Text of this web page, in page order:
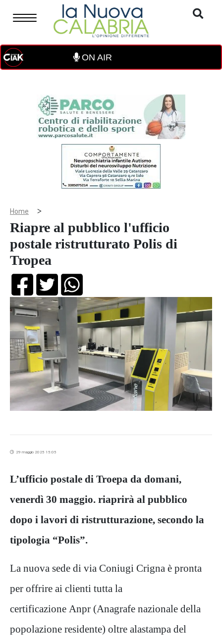
ON AIR
Home >
Riapre al pubblico l'ufficio
postale ristrutturato Polis di
Tropea
29 maggio 2025 15:05
L’ufficio postale di Troepa da domani,
venerdì 30 maggio. riaprirà al pubblico
dopo i lavori di ristrutturazione, secondo la
tipologia “Polis”.
La nuova sede di via Coniugi Crigna è pronta
per offrire ai clienti tutta la
certificazione Anpr (Anagrafe nazionale della
popolazione residente) oltre alastampa del